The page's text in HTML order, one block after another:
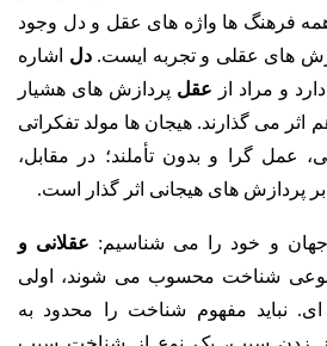
همه فرهنگ ها واژه های عقل و دل وجود
های عقلی و تجربه ایست.دل اشاره
و مراد از عقل پردازش های هشیار
می گذارند. هیجان ها مولد تفکراتی
عمل گرا و بدون تأملند؛ در مقابل،
پردازش های هیجانی اثر گذار است.
جهان و خود را می شناسیم: عقلانی و
نوعی شناخت محسوب می شوند، اولی
نباید مفهوم شناخت را محدود به